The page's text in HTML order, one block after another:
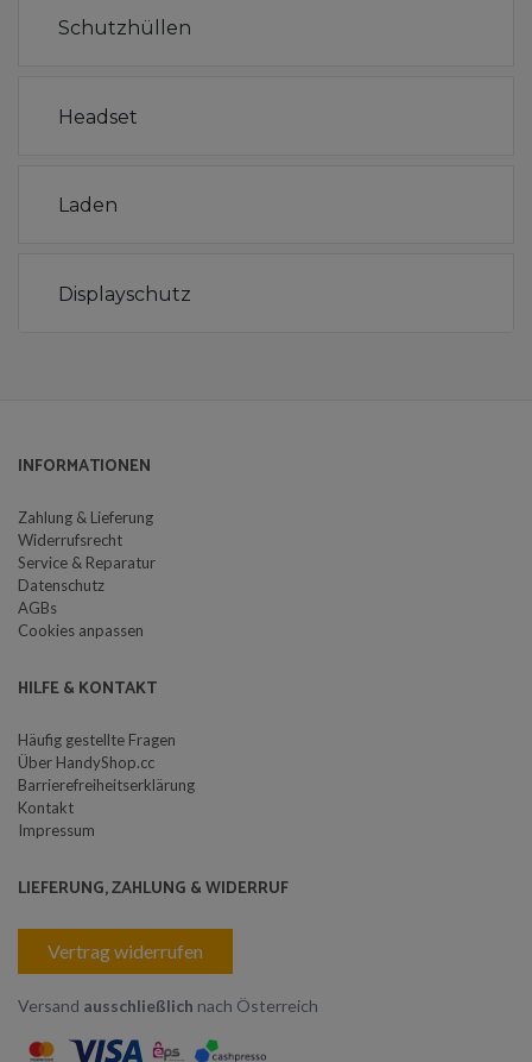
Schutzhüllen
Headset
Laden
Displayschutz
INFORMATIONEN
Zahlung & Lieferung
Widerrufsrecht
Service & Reparatur
Datenschutz
AGBs
Cookies anpassen
HILFE & KONTAKT
Häufig gestellte Fragen
Über HandyShop.cc
Barrierefreiheitserklärung
Kontakt
Impressum
LIEFERUNG, ZAHLUNG & WIDERRUF
Vertrag widerrufen
Versand ausschließlich nach Österreich